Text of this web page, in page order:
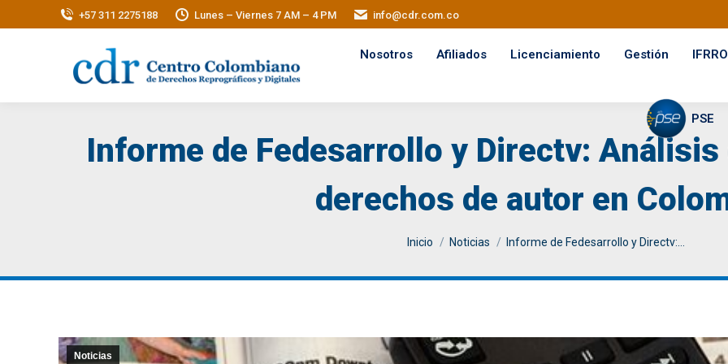
+57 311 2275188 Lunes – Viernes 7 AM – 4 PM info@cdr.com.co
Nosotros Afiliados Licenciamiento Gestión
PSE
Informe de Fedesarrollo y Directv:
derechos de autor en
You are here:
Inicio Noticias Informe de Fedesarrollo y Directv:…
Noticias